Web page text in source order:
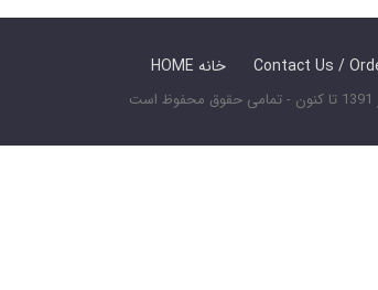
HOME خانه